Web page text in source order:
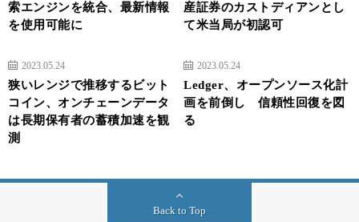
索エンジンを統合、最新情報
を使用可能に
産証券のカストディアンとし
て米当局が初認可
2023.05.24
狭いレンジで推移するビット
コイン、オンチェーンデータ
は長期保有者の蓄積加速を観
測
2023.05.24
Ledger、オープンソース化計
画を前倒し 信頼性回復を図
る
Back to Top